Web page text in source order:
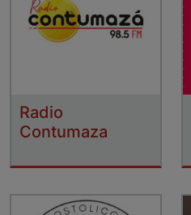
Radio
Contumaza